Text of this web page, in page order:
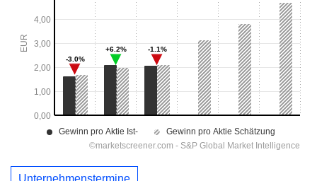
Unternehmenstermine